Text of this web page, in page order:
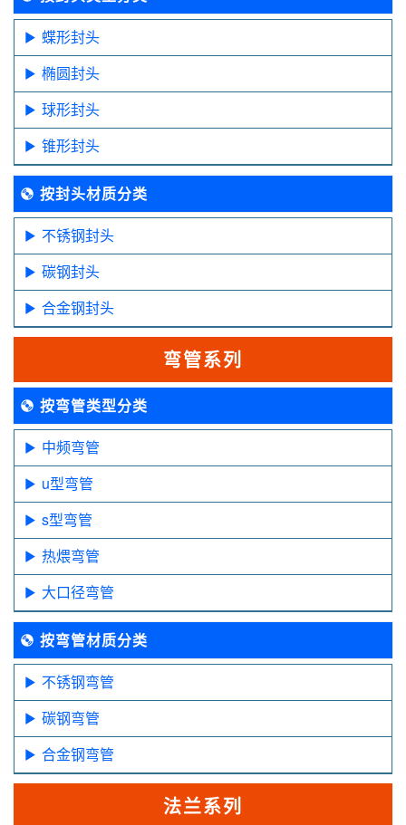
蝶形封头
椭圆封头
球形封头
锥形封头
按封头材质分类
不锈钢封头
碳钢封头
合金钢封头
弯管系列
按弯管类型分类
中频弯管
u型弯管
s型弯管
热煨弯管
大口径弯管
按弯管材质分类
不锈钢弯管
碳钢弯管
合金钢弯管
法兰系列